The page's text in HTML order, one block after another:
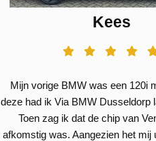
Kees
Mijn vorige BMW was een 120i
deze had ik Via BMW Dusseldorp
Toen zag ik dat de chip van
afkomstig was. Aangezien het mij